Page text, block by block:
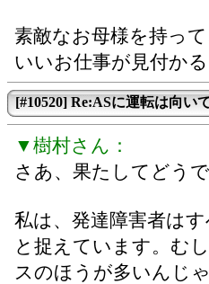
素敵なお母様を持っ
いいお仕事が見付か
[#10520] Re:ASに運転は向い
▼樹村さん：
さあ、果たしてどう
私は、発達障害者は
と捉えています。む
スのほうが多いんじ